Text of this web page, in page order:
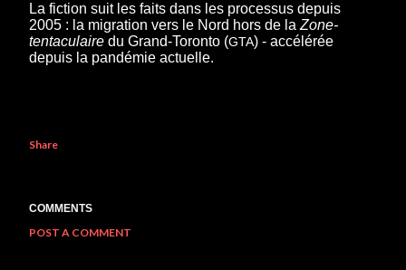
La fiction suit les faits dans les processus depuis
2005 : la migration vers le Nord hors de la Zone-
tentaculaire du Grand-Toronto (GTA) - accélérée
depuis la pandémie actuelle.
Share
COMMENTS
POST A COMMENT